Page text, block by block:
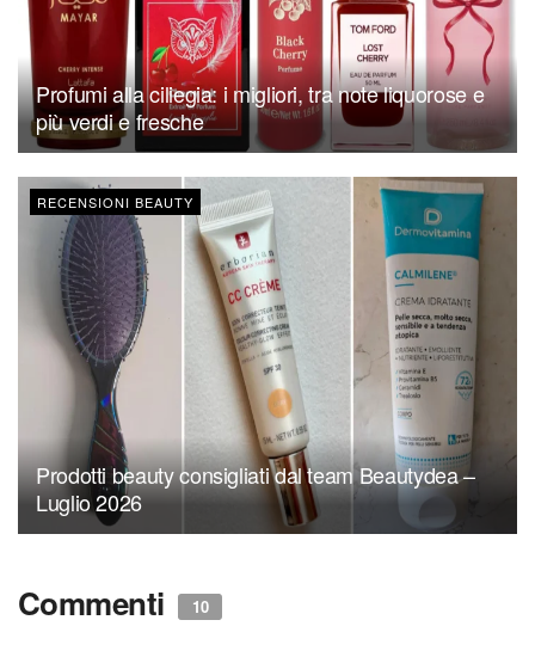
Profumi alla ciliegia: i migliori, tra note liquorose e
più verdi e fresche
RECENSIONI BEAUTY
Prodotti beauty consigliati dal team Beautydea –
Luglio 2026
Commenti 10